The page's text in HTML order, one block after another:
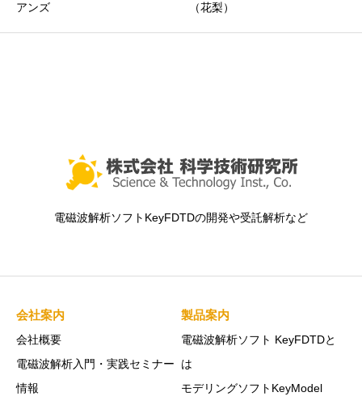
アンズ
（花梨）
電磁波解析ソフトKeyFDTDの開発や受託解析など
会社案内
会社概要
電磁波解析入門・実践セミナー
情報
製品案内
電磁波解析ソフト KeyFDTDと
は
モデリングソフトKeyModel